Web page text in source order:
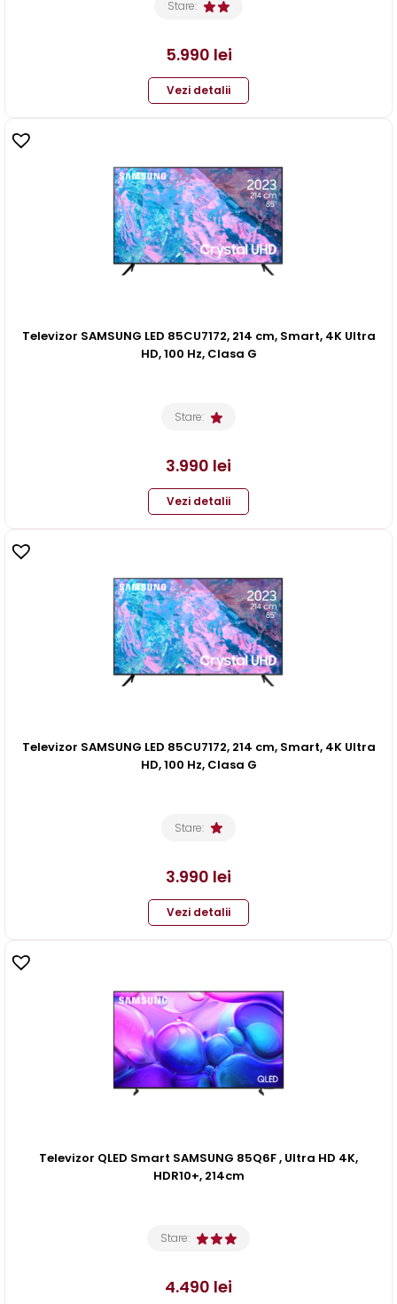
Stare:
5.990 lei
Vezi detalii
Televizor SAMSUNG LED 85CU7172, 214 cm, Smart, 4K Ultra
HD, 100 Hz, Clasa G
Stare:
3.990 lei
Vezi detalii
Televizor SAMSUNG LED 85CU7172, 214 cm, Smart, 4K Ultra
HD, 100 Hz, Clasa G
Stare:
3.990 lei
Vezi detalii
Televizor QLED Smart SAMSUNG 85Q6F , Ultra HD 4K,
HDR10+, 214cm
Stare:
4.490 lei